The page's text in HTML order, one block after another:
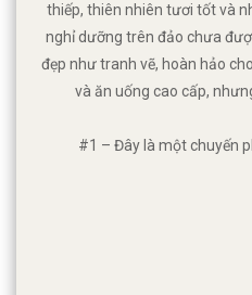
thiếp, thiên nhiên tươi tốt và
nghỉ dưỡng trên đảo chưa
đẹp như tranh vẽ, hoàn hảo
và ăn uống cao cấp,
#1 – Đây là một chuyến